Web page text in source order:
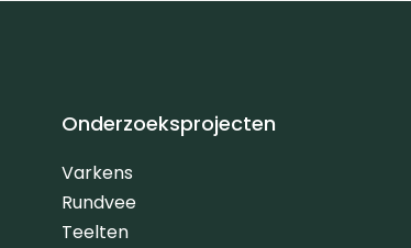
Onderzoeksprojecten
Varkens
Rundvee
Teelten